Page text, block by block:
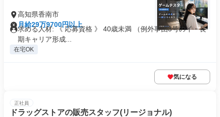
高知県香南市
月給29万9700円以上
求める人材: 《 応募資格 》 40歳未満 （例外事由3号のイ・長
期キャリア形成...
在宅OK
気になる
正社員
ドラッグストアの販売スタッフ(リージョナル)